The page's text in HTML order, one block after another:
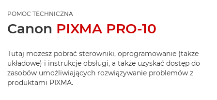
POMOC TECHNICZNA
Canon PIXMA PRO-10
Tutaj możesz pobrać sterowniki, oprogramowanie (także
układowe) i instrukcje obsługi, a także uzyskać dostęp do
zasobów umożliwiających rozwiązywanie problemów z
produktami PIXMA.